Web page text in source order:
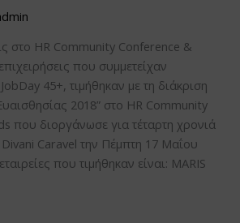
στο HR Community Conference &
που συμμετείχαν
45+, τιμήθηκαν με τη διάκριση
2018” στο HR Community
που διοργάνωσε για τέταρτη χρονιά
Caravel την Πέμπτη 17 Μαΐου
που τιμήθηκαν είναι: MARIS